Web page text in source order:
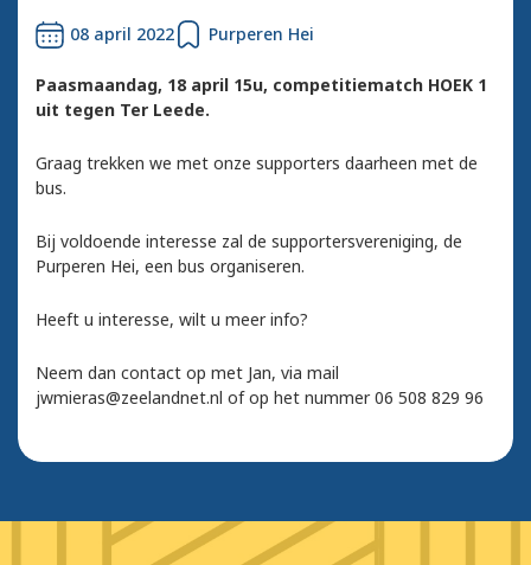
08 april 2022 Purperen Hei
Paasmaandag, 18 april 15u, competitiematch HOEK 1
uit tegen Ter Leede.
Graag trekken we met onze supporters daarheen met de
bus.
Bij voldoende interesse zal de supportersvereniging, de
Purperen Hei, een bus organiseren.
Heeft u interesse, wilt u meer info?
Neem dan contact op met Jan, via mail
jwmieras@zeelandnet.nl of op het nummer 06 508 829 96